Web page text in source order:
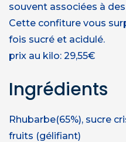
souvent associées à
Cette confiture vous
fois sucré et acidulé.
prix au kilo: 29,55€
Ingrédients
Rhubarbe(65%), sucre
fruits (gélifiant)